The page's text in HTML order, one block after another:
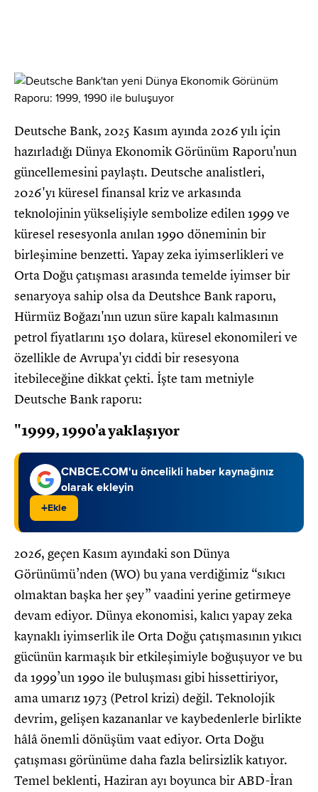
Deutsche Bank, 2025 Kasım ayında 2026 yılı için
hazırladığı Dünya Ekonomik Görünüm Raporu'nun
güncellemesini paylaştı. Deutsche analistleri,
2026'yı küresel finansal kriz ve arkasında
teknolojinin yükselişiyle sembolize edilen 1999 ve
küresel resesyonla anılan 1990 döneminin bir
birleşimine benzetti. Yapay zeka iyimserlikleri ve
Orta Doğu çatışması arasında temelde iyimser bir
senaryoya sahip olsa da Deutshce Bank raporu,
Hürmüz Boğazı'nın uzun süre kapalı kalmasının
petrol fiyatlarını 150 dolara, küresel ekonomileri ve
özellikle de Avrupa'yı ciddi bir resesyona
itebileceğine dikkat çekti. İşte tam metniyle
Deutsche Bank raporu:
"1999, 1990'a yaklaşıyor
CNBCE.COM'u öncelikli haber kaynağınız
olarak ekleyin
+Ekle
2026, geçen Kasım ayındaki son Dünya
Görünümü’nden (WO) bu yana verdiğimiz “sıkıcı
olmaktan başka her şey” vaadini yerine getirmeye
devam ediyor. Dünya ekonomisi, kalıcı yapay zeka
kaynaklı iyimserlik ile Orta Doğu çatışmasının yıkıcı
gücünün karmaşık bir etkileşimiyle boğuşuyor ve bu
da 1999’un 1990 ile buluşması gibi hissettiriyor,
ama umarız 1973 (Petrol krizi) değil. Teknolojik
devrim, gelişen kazananlar ve kaybedenlerle birlikte
hâlâ önemli dönüşüm vaat ediyor. Orta Doğu
çatışması görünüme daha fazla belirsizlik katıyor.
Temel beklenti, Haziran ayı boyunca bir ABD-İran